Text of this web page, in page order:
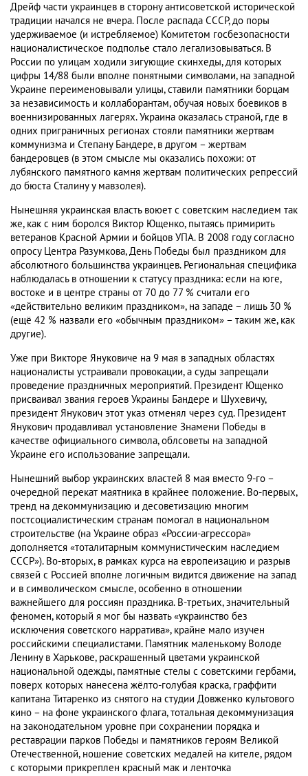
Дрейф части украинцев в сторону антисоветской исторической
традиции начался не вчера. После распада СССР, до поры
удерживаемое (и истребляемое) Комитетом госбезопасности
националистическое подполье стало легализовываться. В
России по улицам ходили зигующие скинхеды, для которых
цифры 14/88 были вполне понятными символами, на западной
Украине переименовывали улицы, ставили памятники борцам
за независимость и коллаборантам, обучая новых боевиков в
военнизированных лагерях. Украина оказалась страной, где в
одних приграничных регионах стояли памятники жертвам
коммунизма и Степану Бандере, в другом – жертвам
бандеровцев (в этом смысле мы оказались похожи: от
лубянского памятного камня жертвам политических репрессий
до бюста Сталину у мавзолея).
Нынешняя украинская власть воюет с советским наследием так
же, как с ним боролся Виктор Ющенко, пытаясь примирить
ветеранов Красной Армии и бойцов УПА. В 2008 году согласно
опросу Центра Разумкова, День Победы был праздником для
абсолютного большинства украинцев. Региональная специфика
наблюдалась в отношении к статусу праздника: если на юге,
востоке и в центре страны от 70 до 77 % считали его
«действительно великим праздником», на западе – лишь 30 %
(ещё 42 % назвали его «обычным праздником» – таким же, как
другие).
Уже при Викторе Януковиче на 9 мая в западных областях
националисты устраивали провокации, а суды запрещали
проведение праздничных мероприятий. Президент Ющенко
присваивал звания героев Украины Бандере и Шухевичу,
президент Янукович этот указ отменял через суд. Президент
Янукович продавливал установление Знамени Победы в
качестве официального символа, облсоветы на западной
Украине его использование запрещали.
Нынешний выбор украинских властей 8 мая вместо 9-го –
очередной перекат маятника в крайнее положение. Во-первых,
тренд на декоммунизацию и десоветизацию многим
постсоциалистическим странам помогал в национальном
строительстве (на Украине образ «России-агрессора»
дополняется «тоталитарным коммунистическим наследием
СССР»). Во-вторых, в рамках курса на европеизацию и разрыв
связей с Россией вполне логичным видится движение на запад
и в символическом смысле, особенно в отношении
важнейшего для россиян праздника. В-третьих, значительный
феномен, который я мог бы назвать «украинство без
исключения советского нарратива», крайне мало изучен
российскими специалистами. Памятник маленькому Володе
Ленину в Харькове, раскрашенный цветами украинской
национальной одежды, памятные стелы с советскими гербами,
поверх которых нанесена жёлто-голубая краска, граффити
капитана Титаренко из снятого на студии Довженко культового
кино – на фоне украинского флага, тотальная декоммунизация
на законодательном уровне при сохранении порядка и
реставрации парков Победы и памятников героям Великой
Отечественной, ношение советских медалей на кителе, рядом
с которыми прикреплен красный мак и ленточка